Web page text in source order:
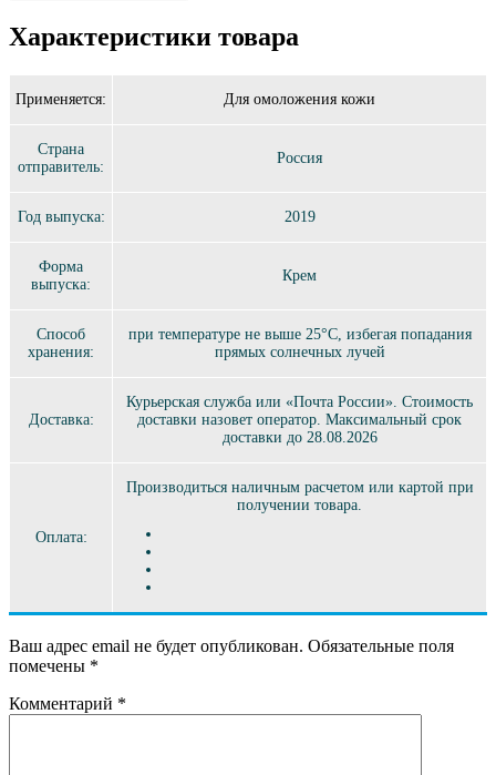
Характеристики товара
Применяется: Для омоложения кожи
Страна
отправитель:
Россия
Год выпуска: 2019
Форма
выпуска:
Крем
Способ
хранения:
при температуре не выше 25°C, избегая попадания
прямых солнечных лучей
Доставка:
Курьерская служба или «Почта России». Стоимость
доставки назовет оператор. Максимальный срок
доставки до 28.08.2026
Оплата:
Производиться наличным расчетом или картой при
получении товара.
Ваш адрес email не будет опубликован. Обязательные поля
помечены *
Комментарий *